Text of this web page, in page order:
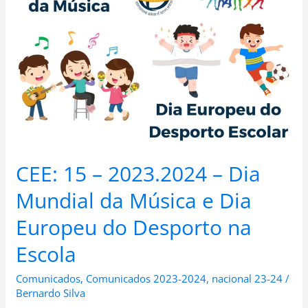
CEE: 15 – 2023.2024 – Dia
Mundial da Música e Dia
Europeu do Desporto na
Escola
Comunicados, Comunicados 2023-2024, nacional 23-24 /
Bernardo Silva
Dia
Mundial
da
Música
Desporto
Escola